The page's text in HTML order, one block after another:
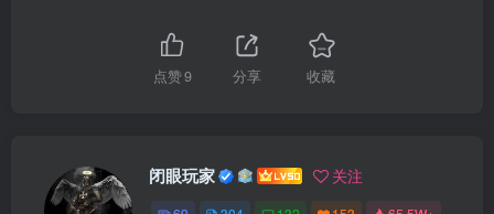
点赞9 分享 收藏
闭眼玩家 关注